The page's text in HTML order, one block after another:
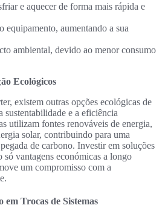
e aquecer de forma mais rápida e
equipamento, aumentando a sua
ambiental, devido ao menor consumo
Ecológicos
existem outras opções ecológicas de
sustentabilidade e a eficiência
utilizam fontes renováveis de energia,
solar, contribuindo para uma
de carbono. Investir em soluções
só vantagens económicas a longo
um compromisso com a
Trocas de Sistemas